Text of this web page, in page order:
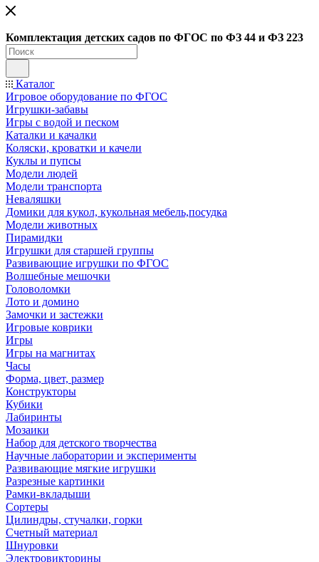
Комплектация детских садов по ФГОC по ФЗ 44 и ФЗ 223
Каталог
Игровое оборудование по ФГОС
Игрушки-забавы
Игры с водой и песком
Каталки и качалки
Коляски, кроватки и качели
Куклы и пупсы
Модели людей
Модели транспорта
Неваляшки
Домики для кукол, кукольная мебель,посудка
Модели животных
Пирамидки
Игрушки для старшей группы
Развивающие игрушки по ФГОС
Волшебные мешочки
Головоломки
Лото и домино
Замочки и застежки
Игровые коврики
Игры
Игры на магнитах
Часы
Форма, цвет, размер
Конструкторы
Кубики
Лабиринты
Мозаики
Набор для детского творчества
Научные лаборатории и эксперименты
Развивающие мягкие игрушки
Разрезные картинки
Рамки-вкладыши
Сортеры
Цилиндры, стучалки, горки
Счетный материал
Шнуровки
Электровикторины